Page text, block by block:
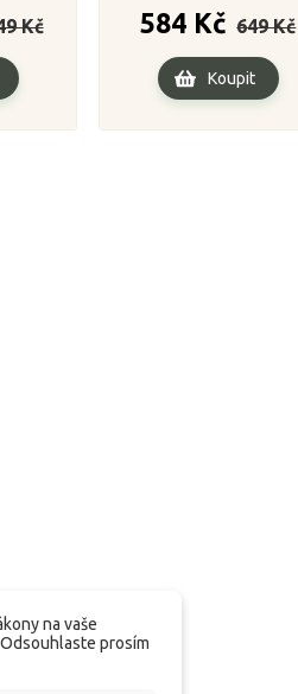
Kč
Cena 584 Kč
cena
649 Kč
Koupit
na vaše
prosím